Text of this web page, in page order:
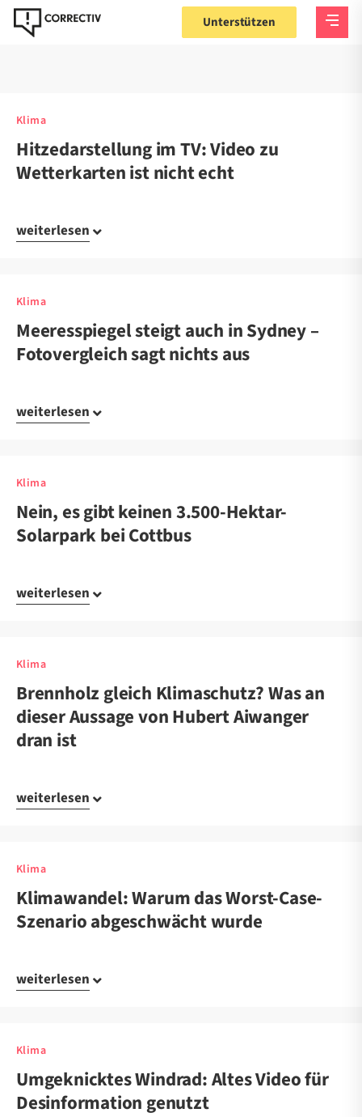
Unterstützen
Klima
Hitzedarstellung im TV: Video zu
Wetterkarten ist nicht echt
weiterlesen
Klima
Meeresspiegel steigt auch in Sydney –
Fotovergleich sagt nichts aus
weiterlesen
Klima
Nein, es gibt keinen 3.500-Hektar-
Solarpark bei Cottbus
weiterlesen
Klima
Brennholz gleich Klimaschutz? Was an
dieser Aussage von Hubert Aiwanger
dran ist
weiterlesen
Klima
Klimawandel: Warum das Worst-Case-
Szenario abgeschwächt wurde
weiterlesen
Klima
Umgeknicktes Windrad: Altes Video für
Desinformation genutzt